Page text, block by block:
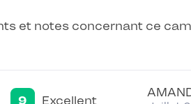
et notes concernant ce
Excellent
9